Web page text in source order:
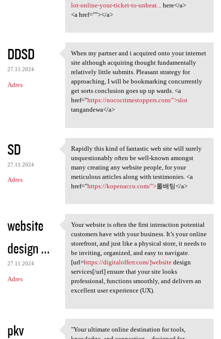
lot-online-your-ticket-to-unbeat...
here</a>
<a href=""></a>
DDSD
27.11.2024
Adres
When my partner and i
When my partner and i acquired onto your internet
site although acquiring thought fundamentally
relatively little submits. Pleasant strategy for
approaching, I will be bookmarking concurrently
get sorts conclusion goes up up wards. <a
href="https://nococrimestoppers.com/">slot
tangandewa</a>
SD
27.11.2024
Adres
Rapidly this kind of
Rapidly this kind of fantastic web site will surely
unquestionably often be well-known amongst
many creating any website people, for your
meticulous articles along with testimonies. <a
href="https://kopenaccu.com/">롤배팅</a>
website
design ...
27.11.2024
Adres
Your website is often the
Your website is often the first interaction potential
customers have with your business. It’s your online
storefront, and just like a physical store, it needs to
be inviting, organized, and easy to navigate.
[url=https://digitalofferr.com/]websitedesign
services[/url] ensure that your site looks
professional, functions smoothly, and delivers an
excellent user experience (UX).
pkv
"Your ultimate online destination for tools,